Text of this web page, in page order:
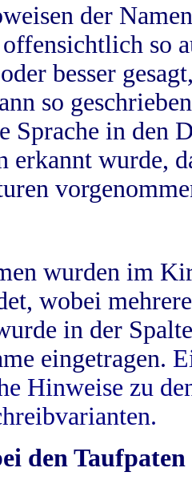
der
so
besser
so
Sprache in
erkannt wurde,
wurden im
wobei
in der
eingetragen.
Hinweise zu
den Taufpaten